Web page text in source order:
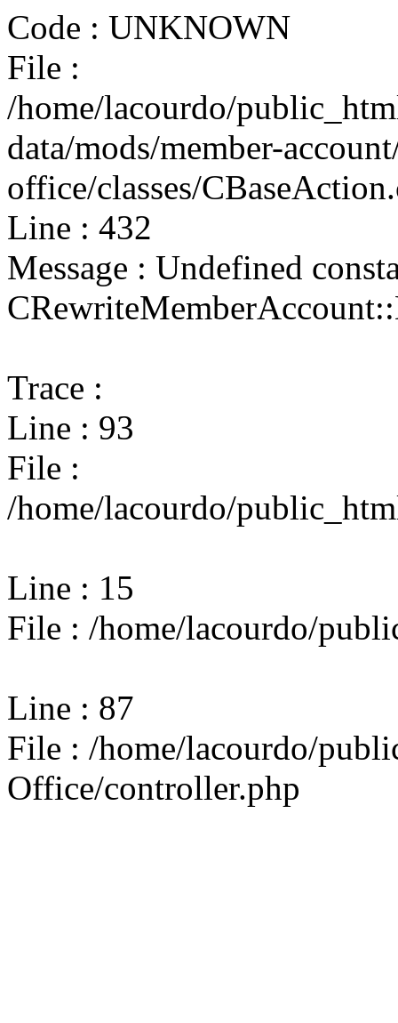
Code : UNKNOWN
File :
/home/lacourdo/
data/mods/member-
office/classes/
Line : 432
Message : Undefined
Trace :
Line : 93
File :
/home/lacourdo/
Line : 15
File : /home/lacourdo/
Line : 87
File : /home/lacourdo/
Office/controller.php